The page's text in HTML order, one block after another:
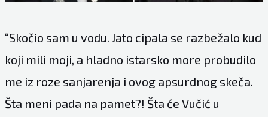
“Skočio sam u vodu. Jato cipala se razbežalo kud
koji mili moji, a hladno istarsko more probudilo
me iz roze sanjarenja i ovog apsurdnog skeča.
Šta meni pada na pamet?! Šta će Vučić u